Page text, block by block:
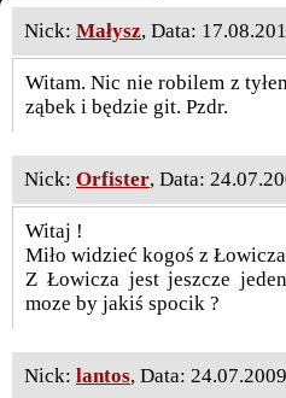
Nick: Małysz, Data:
Witam. Nic nie robilem z
ząbek i będzie git. Pzdr.
Nick: Orfister, Data:
Witaj !
Miło widzieć kogoś z
Z Łowicza jest jeszcze
moze by jakiś spocik ?
Nick: lantos, Data: